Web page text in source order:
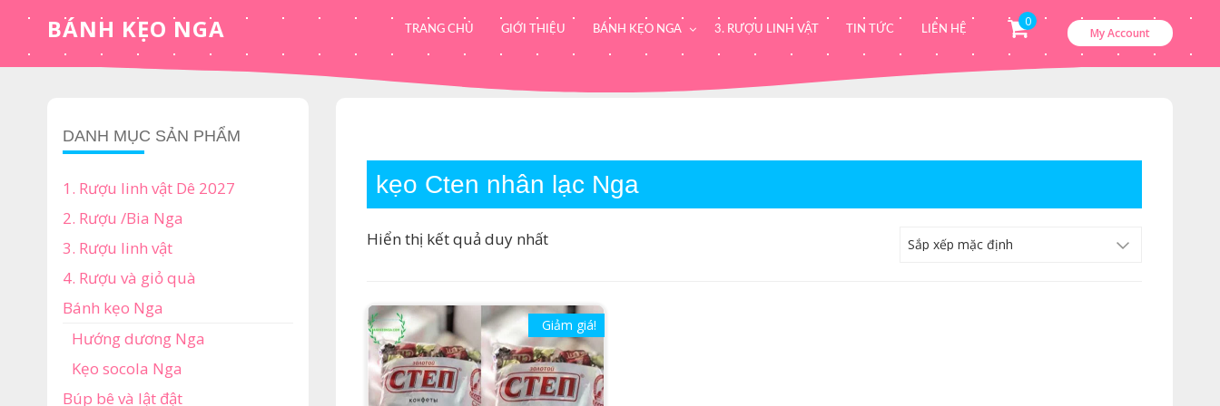
content
BÁNH KẸO NGA TRANG CHỦ GIỚI THIỆU BÁNH KẸO NGA 3. RƯỢU LINH VẬT TIN TỨC LIÊN HỆ
0
My Account
kẹo Cten nhân lạc Nga
Hiển thị kết quả duy nhất
Giảm giá!
DANH MỤC SẢN PHẨM
1. Rượu linh vật Dê 2027
2. Rượu /Bia Nga
3. Rượu linh vật
4. Rượu và giỏ quà
Bánh kẹo Nga
Hướng dương Nga
Kẹo socola Nga
Búp bê và lật đật